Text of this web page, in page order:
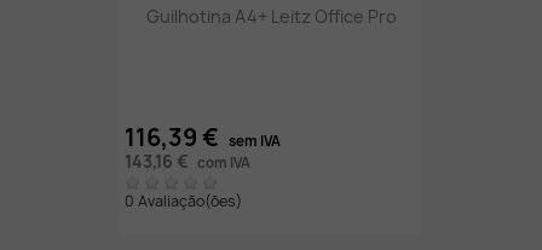
Guilhotina A4+ Leitz Office Pro
116,39 € sem IVA
143,16 € com IVA
0 Avaliação(ões)